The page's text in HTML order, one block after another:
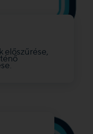
előszűrése,